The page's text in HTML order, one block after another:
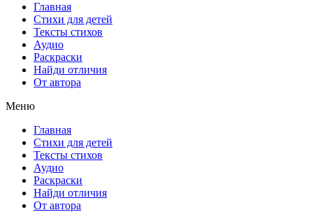
Главная
Стихи для детей
Тексты стихов
Аудио
Раскраски
Найди отличия
От автора
Меню
Главная
Стихи для детей
Тексты стихов
Аудио
Раскраски
Найди отличия
От автора